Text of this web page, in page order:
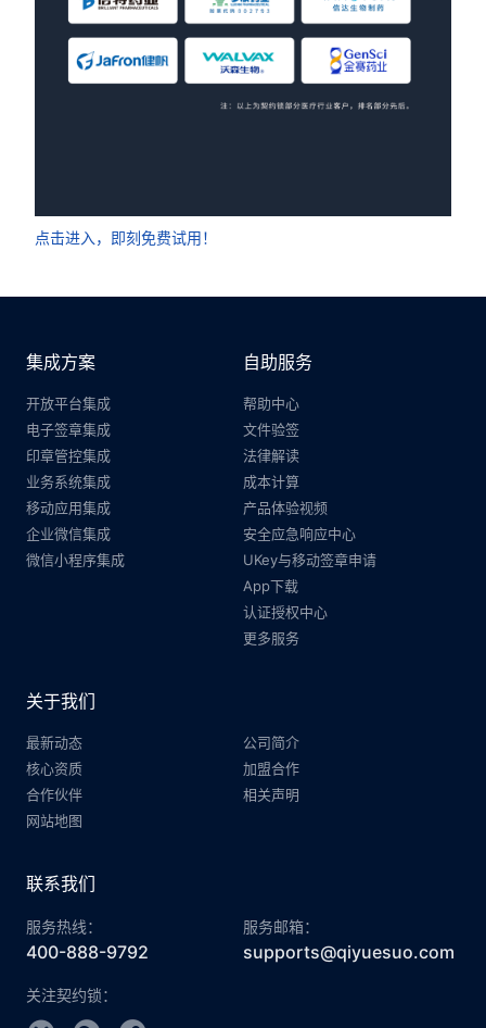
点击进入，即刻免费试用！
集成方案
开放平台集成
电子签章集成
印章管控集成
业务系统集成
移动应用集成
企业微信集成
微信小程序集成
自助服务
帮助中心
文件验签
法律解读
成本计算
产品体验视频
安全应急响应中心
UKey与移动签章申请
App下载
认证授权中心
更多服务
关于我们
最新动态
公司简介
核心资质
加盟合作
合作伙伴
相关声明
网站地图
联系我们
服务热线：
400-888-9792
服务邮箱：
supports@qiyuesuo.com
关注契约锁：